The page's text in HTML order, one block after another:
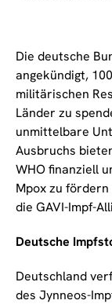
Die deutsche
angekündigt,
militärischen
Länder zu
unmittelbare
Ausbruchs
WHO finanziell
Mpox zu
die GAVI-Impf-
Deutsche
Deutschland
des Jynneos-